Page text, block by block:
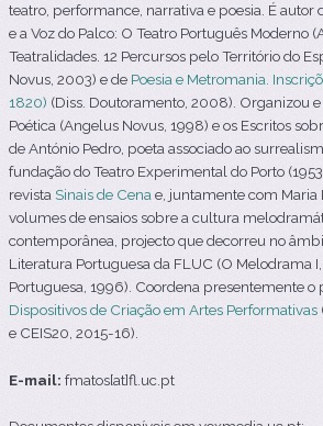
teatro, performance, narrativa e poesia. É autor
e a Voz do Palco: O Teatro Português Moderno
Teatralidades. 12 Percursos pelo Território do
Novus, 2003) e de Poesia e Metromania.
1820) (Diss. Doutoramento, 2008). Organizou
Poética (Angelus Novus, 1998) e os Escritos
de António Pedro, poeta associado ao
fundação do Teatro Experimental do Porto
revista Sinais de Cenae, juntamente com Maria
volumes de ensaios sobre a cultura
contemporânea, projecto que decorreu no
Literatura Portuguesa da FLUC (O Melodrama
Portuguesa, 1996). Coordena presentemente o
Dispositivos de Criação em Artes Performativas
e CEIS20, 2015-16).
E-mail: fmatos[at]fl.uc.pt